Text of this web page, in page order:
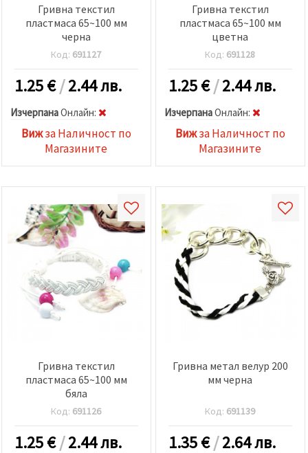
Гривна текстил
пластмаса 65~100 мм
черна
Код: 691127
1.25€/2.44 лв.
ИзчерпанаOнлайн:
Вижза Наличност по
Магазините
Гривна текстил
пластмаса 65~100 мм
цветна
Код: 691128
1.25€/2.44 лв.
ИзчерпанаOнлайн:
Вижза Наличност по
Магазините
Гривна текстил
пластмаса 65~100 мм
бяла
Код: 691126
1.25€/2.44 лв.
Гривна метал велур 200
мм черна
Код: 691139
1.35€/2.64 лв.